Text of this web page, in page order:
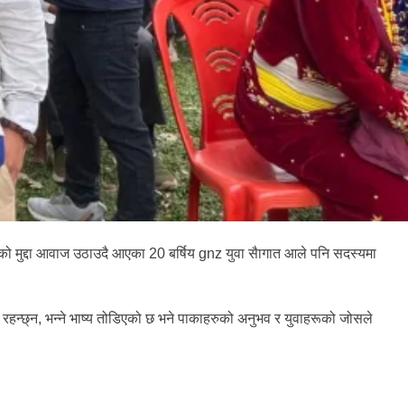
मुद्दा आवाज उठाउदै आएका 20 बर्षिय gnz युवा सैागात आले पनि सदस्यमा
रहन्छ्न, भन्ने भाष्य तोडिएको छ भने पाकाहरुको अनुभव र युवाहरूको जोसले